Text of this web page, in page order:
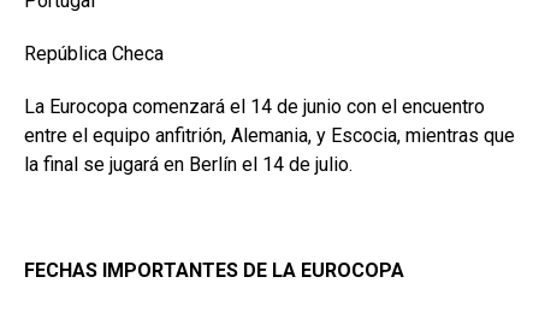
República Checa
La Eurocopa comenzará el 14 de junio con el encuentro
entre el equipo anfitrión, Alemania, y Escocia, mientras que
la final se jugará en Berlín el 14 de julio.
FECHAS IMPORTANTES DE LA EUROCOPA